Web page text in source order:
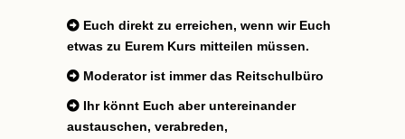
Euch direkt zu erreichen, wenn wir Euch
etwas zu Eurem Kurs mitteilen müssen.
Moderator ist immer das Reitschulbüro
Ihr könnt Euch aber untereinander
austauschen, verabreden,